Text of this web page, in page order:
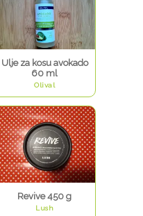
Ulje za kosu avokado
60 ml
Olival
Revive 450 g
Lush